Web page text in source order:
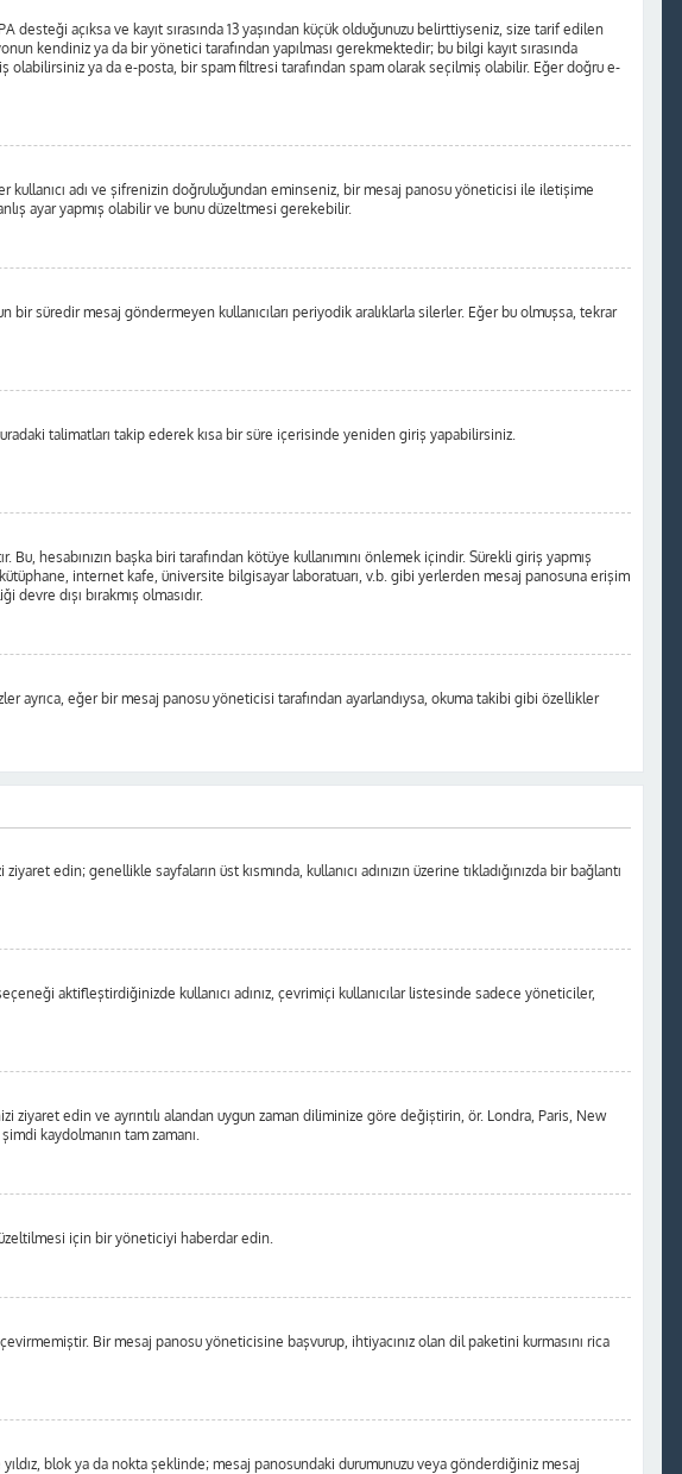
açıksa ve kayıt sırasında 13 yaşından küçük olduğunuzu belirttiyseniz, size tarif edilen
kendiniz ya da bir yönetici tarafından yapılması gerekmektedir; bu bilgi kayıt sırasında
ya da e-posta, bir spam filtresi tarafından spam olarak seçilmiş olabilir. Eğer doğru e-
kullanıcı adı ve şifrenizin doğruluğundan eminseniz, bir mesaj panosu yöneticisi ile iletişime
ayar yapmış olabilir ve bunu düzeltmesi gerekebilir.
bir süredir mesaj göndermeyen kullanıcıları periyodik aralıklarla silerler. Eğer bu olmuşsa, tekrar
talimatları takip ederek kısa bir süre içerisinde yeniden giriş yapabilirsiniz.
hesabınızın başka biri tarafından kötüye kullanımını önlemek içindir. Sürekli giriş yapmış
internet kafe, üniversite bilgisayar laboratuarı, v.b. gibi yerlerden mesaj panosuna erişim
dışı bırakmış olmasıdır.
ayrıca, eğer bir mesaj panosu yöneticisi tarafından ayarlandıysa, okuma takibi gibi özellikler
edin; genellikle sayfaların üst kısmında, kullanıcı adınızın üzerine tıkladığınızda bir bağlantı
aktifleştirdiğinizde kullanıcı adınız, çevrimiçi kullanıcılar listesinde sadece yöneticiler,
edin ve ayrıntılı alandan uygun zaman diliminize göre değiştirin, ör. Londra, Paris, New
kaydolmanın tam zamanı.
için bir yöneticiyi haberdar edin.
Bir mesaj panosu yöneticisine başvurup, ihtiyacınız olan dil paketini kurmasını rica
blok ya da nokta şeklinde; mesaj panosundaki durumunuzu veya gönderdiğiniz mesaj